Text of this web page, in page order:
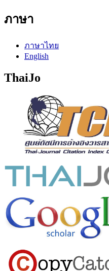
ภาษา
ภาษาไทย
English
ThaiJo